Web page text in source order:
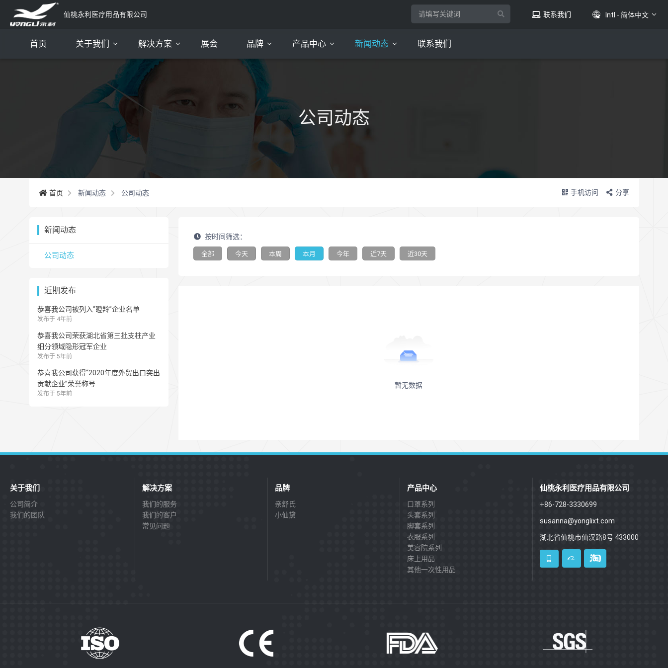
仙桃永利医疗用品有限公司 联系我们 Intl - 简体中文
首页 关于我们 解决方案
我们的服务
我们的客户
常见问题
展会 品牌
亲舒氏
小仙黛
产品中心 新闻动态 联系我们
公司动态
首页 新闻动态 公司动态 手机访问 分享
新闻动态
公司动态
近期发布
恭喜我公司被列入“瞪羚”企业名单
发布于 4年前
恭喜我公司荣获湖北省第三批支柱产业
细分领域隐形冠军企业
发布于 5年前
恭喜我公司获得“2020年度外贸出口突出
贡献企业”荣誉称号
发布于 5年前
按时间筛选：
全部 今天 本周 本月 今年 近7天 近30天
暂无数据
关于我们
公司简介
我们的团队
解决方案
我们的服务
我们的客户
常见问题
品牌
亲舒氏
小仙黛
产品中心
口罩系列
头套系列
脚套系列
衣服系列
美容院系列
床上用品
其他一次性用品
仙桃永利医疗用品有限公司
+86-728-3330699
susanna@yonglixt.com
湖北省仙桃市仙汉路8号 433000